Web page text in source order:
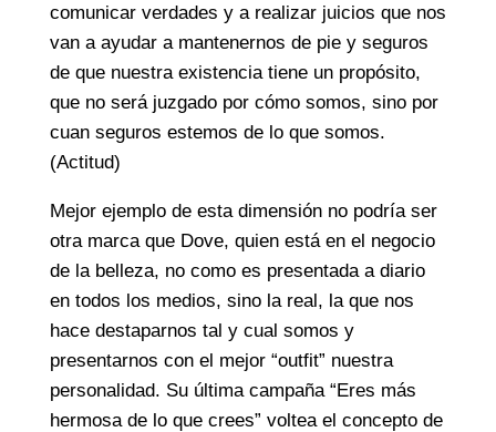
comunicar verdades y a realizar juicios que nos
van a ayudar a mantenernos de pie y seguros
de que nuestra existencia tiene un propósito,
que no será juzgado por cómo somos, sino por
cuan seguros estemos de lo que somos.
(Actitud)
Mejor ejemplo de esta dimensión no podría ser
otra marca que Dove, quien está en el negocio
de la belleza, no como es presentada a diario
en todos los medios, sino la real, la que nos
hace destaparnos tal y cual somos y
presentarnos con el mejor “outfit” nuestra
personalidad. Su última campaña “Eres más
hermosa de lo que crees” voltea el concepto de